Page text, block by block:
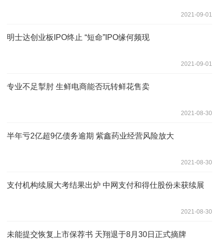
2021-09-01
明士达创业板IPO终止 “短命”IPO缘何频现
2021-09-01
专业不足掣肘 生鲜电商能否玩转鲜花售卖
2021-08-30
半年亏2亿超9亿债务逾期 紫鑫药业经营风险放大
2021-08-30
支付机构续展大考结果出炉 中网支付和得仕股份未获续展
2021-08-30
未能提交恢复上市保荐书 天翔退于8月30日正式摘牌